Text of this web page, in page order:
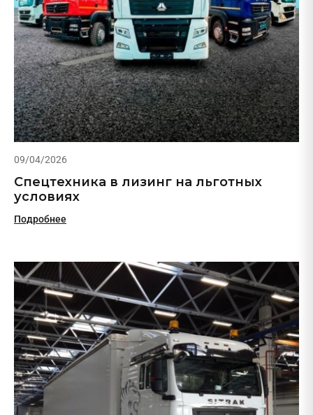
09/04/2026
Спецтехника в лизинг на льготных
условиях
Подробнее